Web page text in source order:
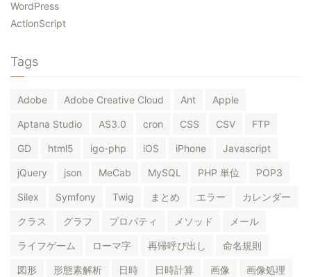
WordPress
ActionScript
Tags
Adobe Adobe Creative Cloud Ant Apple
Aptana Studio AS3.0 cron CSS CSV FTP
GD html5 igo-php iOS iPhone Javascript
jQuery json MeCab MySQL PHP 単位 POP3
Silex Symfony Twig まとめ エラー カレンダー
クラス グラフ プロパティ メソッド メール
ライフゲーム ローマ字 再帰呼び出し 命名規則
図形 形態素解析 日時 日時計算 画像 画像処理